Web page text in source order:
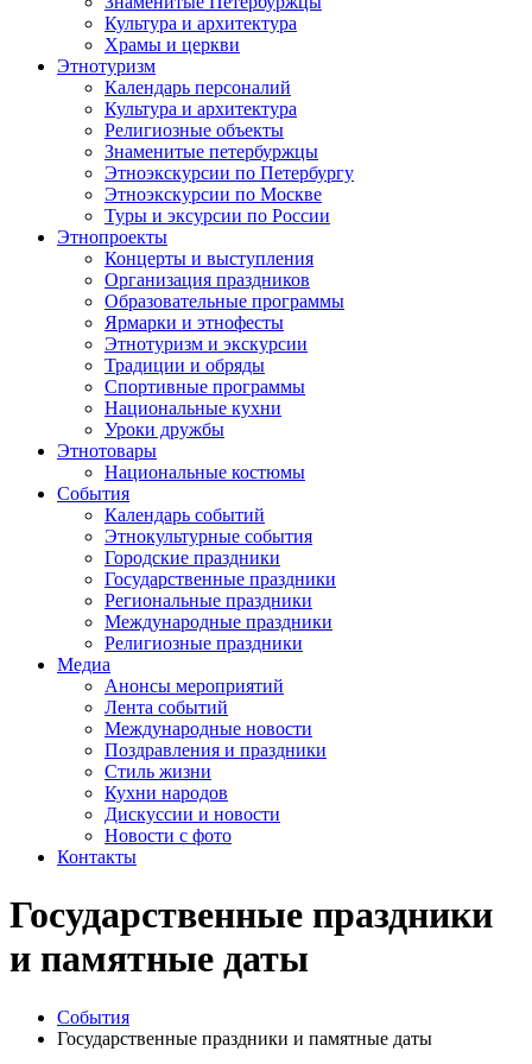
Культура и архитектура
Храмы и церкви
Этнотуризм
Календарь персоналий
Культура и архитектура
Религиозные объекты
Знаменитые петербуржцы
Этноэкскурсии по Петербургу
Этноэкскурсии по Москве
Туры и эксурсии по России
Этнопроекты
Концерты и выступления
Организация праздников
Образовательные программы
Ярмарки и этнофесты
Этнотуризм и экскурсии
Традиции и обряды
Спортивные программы
Национальные кухни
Уроки дружбы
Этнотовары
Национальные костюмы
События
Календарь событий
Этнокультурные события
Городские праздники
Государственные праздники
Региональные праздники
Международные праздники
Религиозные праздники
Медиа
Анонсы мероприятий
Лента событий
Международные новости
Поздравления и праздники
Cтиль жизни
Кухни народов
Дискуссии и новости
Новости с фото
Контакты
Государственные праздники
и памятные даты
События
Государственные праздники и памятные даты